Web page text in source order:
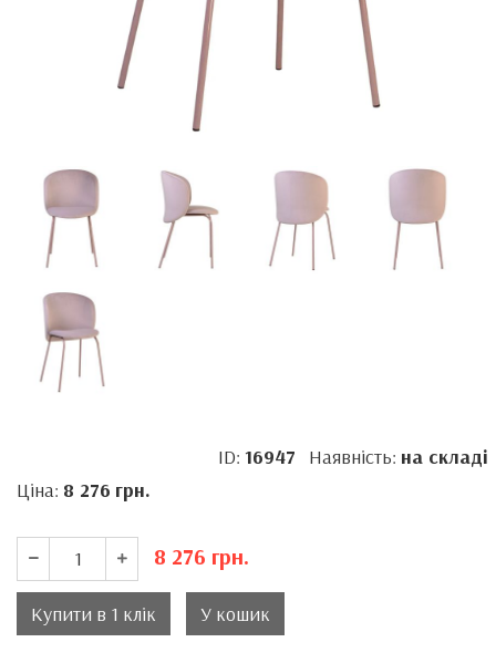
ID: 16947 Наявність: на складі
Ціна: 8 276 грн.
8 276 грн.
Купити в 1 клік У кошик